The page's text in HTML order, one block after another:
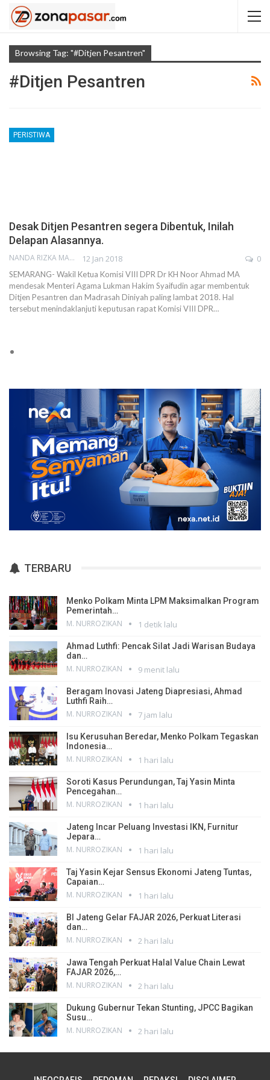
Browsing Tag: "#ditjen Pesantren"
#ditjen Pesantren
PERISTIWA
Desak Ditjen Pesantren segera Dibentuk, Inilah
Delapan Alasannya.
NANDA RIZKA MAHENDRA 12 Jan 2018 0
SEMARANG- Wakil Ketua Komisi VIII DPR Dr KH Noor Ahmad MA
mendesak Menteri Agama Lukman Hakim Syaifudin agar membentuk
Ditjen Pesantren dan Madrasah Diniyah paling lambat 2018. Hal
tersebut menindaklanjuti keputusan rapat Komisi VIII DPR…
TERBARU
Menko Polkam Minta LPM Maksimalkan Program
Pemerintah…
M. NURROZIKAN 1 detik lalu
Ahmad Luthfi: Pencak Silat Jadi Warisan Budaya
dan…
M. NURROZIKAN 9 menit lalu
Beragam Inovasi Jateng Diapresiasi, Ahmad
Luthfi Raih…
M. NURROZIKAN 7 jam lalu
Isu Kerusuhan Beredar, Menko Polkam Tegaskan
Indonesia…
M. NURROZIKAN 1 hari lalu
Soroti Kasus Perundungan, Taj Yasin Minta
Pencegahan…
M. NURROZIKAN 1 hari lalu
Jateng Incar Peluang Investasi IKN, Furnitur
Jepara…
M. NURROZIKAN 1 hari lalu
Taj Yasin Kejar Sensus Ekonomi Jateng Tuntas,
Capaian…
M. NURROZIKAN 1 hari lalu
BI Jateng Gelar FAJAR 2026, Perkuat Literasi
dan…
M. NURROZIKAN 2 hari lalu
Jawa Tengah Perkuat Halal Value Chain Lewat
FAJAR 2026,…
M. NURROZIKAN 2 hari lalu
Dukung Gubernur Tekan Stunting, JPCC Bagikan
Susu…
M. NURROZIKAN 2 hari lalu